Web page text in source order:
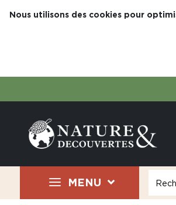
Nous utilisons des cookies pour
MENU